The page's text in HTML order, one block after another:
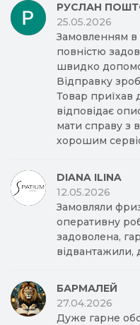
РУСЛАН
25.05.2026
Замовленням в
повністю
швидко
Відправку
Товар приїхав
відповідає
мати справу з
хорошим
DIANA ILINA
12.05.2026
Замовляли
оперативну
задоволена,
відвантажили,
БАРМАЛЕЙ
27.04.2026
Дуже гарне